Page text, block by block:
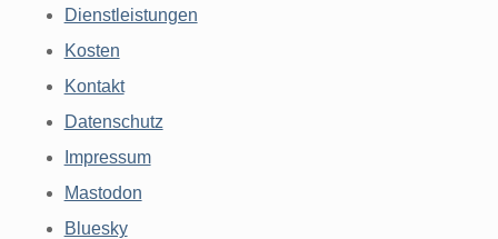
Dienstleistungen
Kosten
Kontakt
Datenschutz
Impressum
Mastodon
Bluesky